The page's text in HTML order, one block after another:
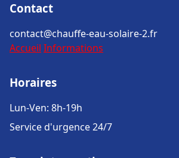
Contact
contact@chauffe-eau-solaire-2.fr
Accueil Informations
Horaires
Lun-Ven: 8h-19h
Service d'urgence 24/7